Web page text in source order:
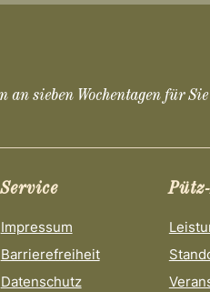
an sieben Wochentagen für
Service
Impressum
Barrierefreiheit
Datenschutz